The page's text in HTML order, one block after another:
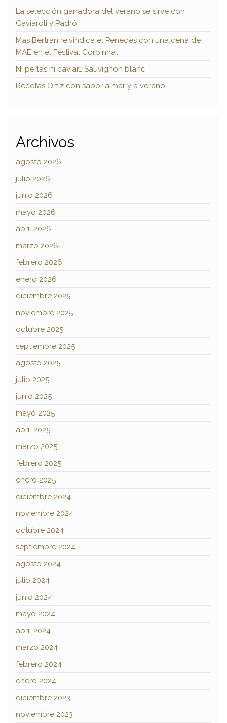
La selección ganadora del verano se sirve con
Caviaroli y Padró
Mas Bertran reivindica el Penedès con una cena de
MAE en el Festival Corpinnat
Ni perlas ni caviar… Sauvignon blanc
Recetas Ortiz con sabor a mar y a verano
Archivos
agosto 2026
julio 2026
junio 2026
mayo 2026
abril 2026
marzo 2026
febrero 2026
enero 2026
diciembre 2025
noviembre 2025
octubre 2025
septiembre 2025
agosto 2025
julio 2025
junio 2025
mayo 2025
abril 2025
marzo 2025
febrero 2025
enero 2025
diciembre 2024
noviembre 2024
octubre 2024
septiembre 2024
agosto 2024
julio 2024
junio 2024
mayo 2024
abril 2024
marzo 2024
febrero 2024
enero 2024
diciembre 2023
noviembre 2023